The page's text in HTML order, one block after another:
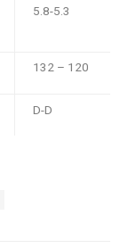
5.8-5.3
132 – 120
D-D